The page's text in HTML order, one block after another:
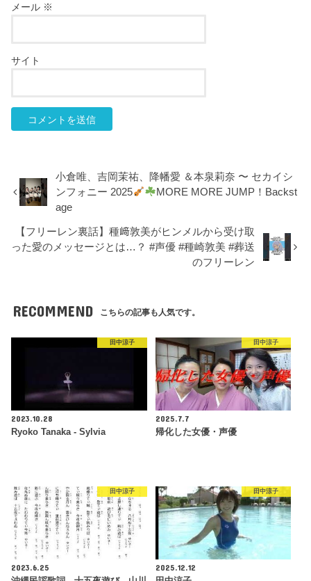
メール ※
サイト
小倉唯、吉岡茉祐、降幡愛 ＆本泉莉奈 〜 セカイシ
ンフォニー 2025
MORE MORE JUMP！Backst
age
【フリーレン裏話】種﨑敦美がヒンメルから受け取
った愛のメッセージとは…？ #声優 #種崎敦美 #葬送
のフリーレン
RECOMMEND こちらの記事も人気です。
田中涼子
2023.10.28
Ryoko Tanaka - Sylvia
田中涼子
2025.7.7
帰化した女優・声優
田中涼子
2023.6.25
田中涼子
2025.12.12